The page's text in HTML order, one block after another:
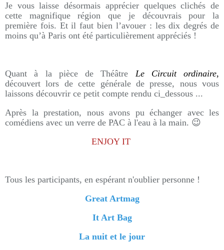
Je vous laisse désormais apprécier quelques clichés de
cette magnifique région que je découvrais pour la
première fois. Et il faut bien l’avouer : les dix degrés de
moins qu’à Paris ont été particulièrement appréciés !
Quant à la pièce de Théâtre Le Circuit ordinaire,
découvert lors de cette générale de presse, nous vous
laissons découvrir ce petit compte rendu ci_dessous ...
Après la prestation, nous avons pu échanger avec les
comédiens avec un verre de PAC à l'eau à la main. 😉
ENJOY IT
Tous les participants, en espérant n'oublier personne !
Great Artmag
It Art Bag
La nuit et le jour